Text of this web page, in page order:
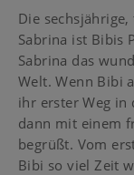
Die
Sabrina ist Bibis
Sabrina das
Welt. Wenn Bibi
ihr erster Weg in
dann mit einem
begrüßt. Vom
Bibi so viel Zeit